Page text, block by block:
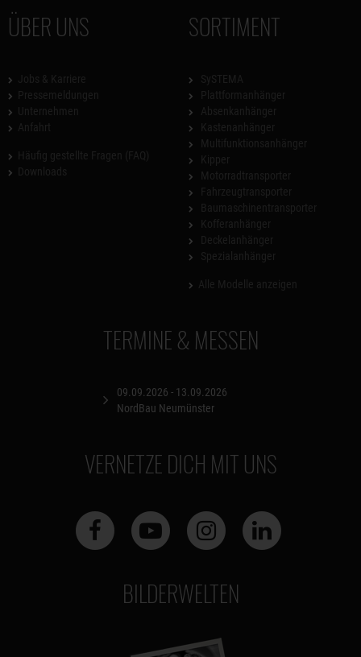
ÜBER UNS SORTIMENT
TERMINE & MESSEN
09.09.2026 - 13.09.2026
NordBau Neumünster
VERNETZE DICH MIT UNS
BILDERWELTEN